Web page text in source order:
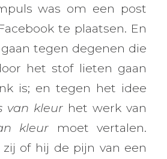
was om een post
te plaatsen. En
tegen degenen die
het stof lieten gaan
is; en tegen het idee
van kleur het werk van
kleur moet vertalen.
of hij de pijn van een